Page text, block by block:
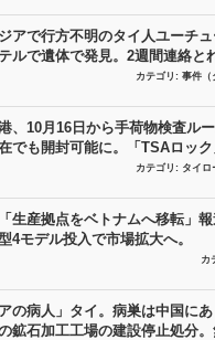
アで行方不明のタイ人ユーチュ
ルで遺体で発見。2週間連絡と
カテゴリ: 事件（
、10月16日から手荷物検査ルー
でも開封可能に。「TSAロック
カテゴリ: タイロ
生産拠点をベトナムへ移転」
4モデル投入で市場拡大へ。
カ
アの病人」タイ。病巣は中国に
鉱石加工工場の建設停止処分